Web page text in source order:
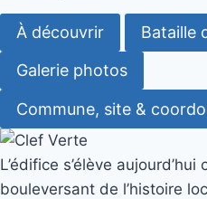
À découvrir Bataille
Galerie photos
Commune, site &
L’édifice s’élève
bouleversant de l’histoire